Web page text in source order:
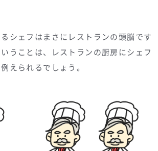
シェフはまさにレストランの頭脳です
うことは、レストランの厨房にシェフ
えられるでしょう。